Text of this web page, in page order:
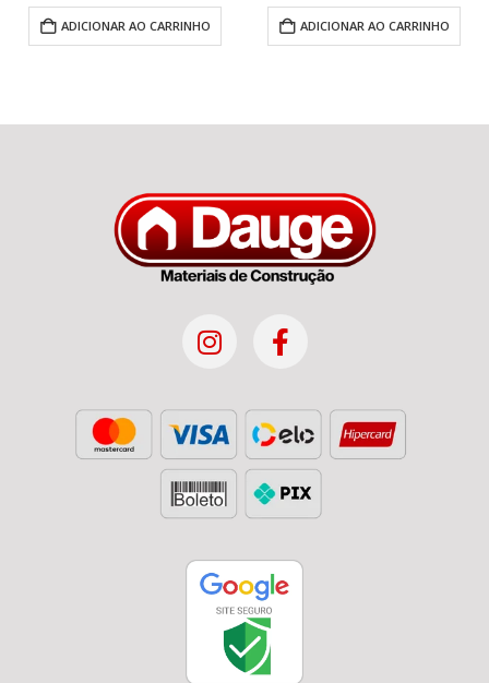
ADICIONAR AO CARRINHO ADICIONAR AO CARRINHO